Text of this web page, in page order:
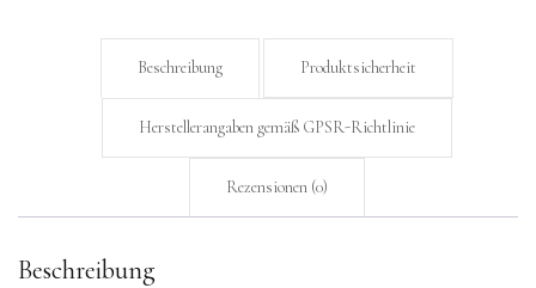
Beschreibung Produktsicherheit
Herstellerangaben gemäß GPSR-Richtlinie
Rezensionen (0)
Beschreibung